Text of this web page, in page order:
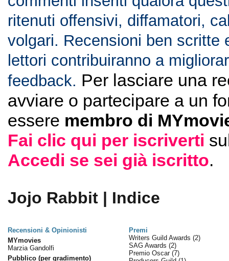
ritenuti offensivi, diffamatori,
volgari. Recensioni ben scritte
lettori contribuiranno a
feedback. Per lasciare una
avviare o partecipare a un
essere membro di
Fai clic qui per iscriverti
Accedi se sei già iscritto.
Jojo Rabbit | Indice
Recensioni & Opinionisti
Premi
MYmovies
Marzia Gandolfi
Pubblico (per gradimento)
Writers Guild Awards (2)
SAG Awards (2)
Premio Oscar (7)